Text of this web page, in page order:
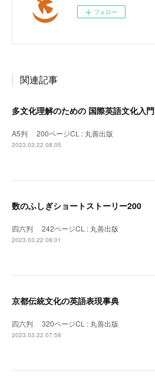
フォロー
関連記事
多文化理解のための 国際英語文化入門
A5判 200ページCL : 丸善出版
2023.03.22 08:05
数のふしぎショートストーリー200
四六判 242ページCL : 丸善出版
2023.03.22 08:01
京都伝統文化の英語表現事典
四六判 320ページCL : 丸善出版
2023.03.22 07:58